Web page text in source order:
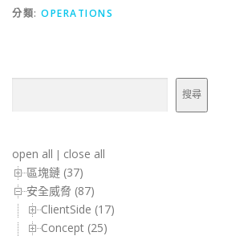
分類: OPERATIONS
搜尋
open all | close all
區塊鏈 (37)
安全威脅 (87)
ClientSide (17)
Concept (25)